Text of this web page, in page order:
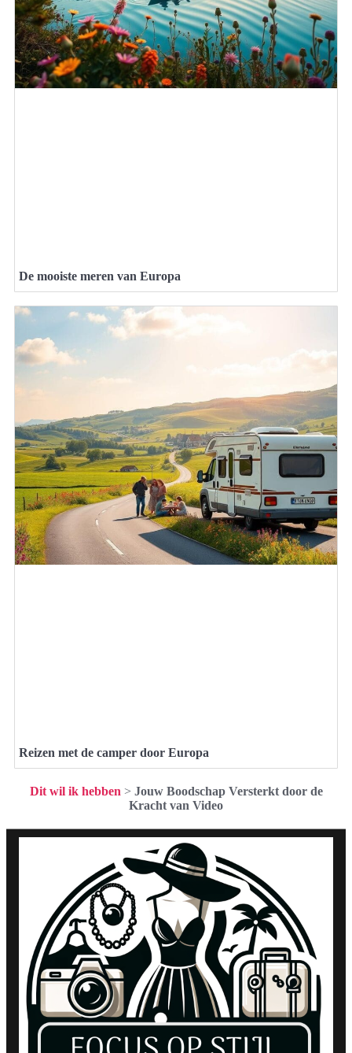
De mooiste meren van Europa
Reizen met de camper door Europa
Dit wil ik hebben > Jouw Boodschap Versterkt door de
Kracht van Video